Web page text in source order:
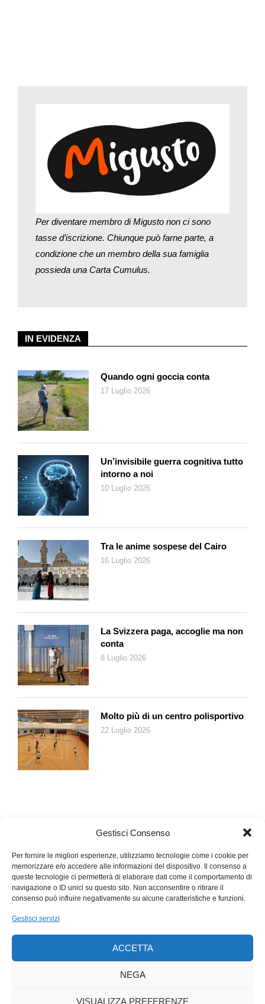
Gestisci Consenso
Per fornire le migliori esperienze, utilizziamo tecnologie come i cookie per
memorizzare e/o accedere alle informazioni del dispositivo. Il consenso a
queste tecnologie ci permetterà di elaborare dati come il comportamento di
navigazione o ID unici su questo sito. Non acconsentire o ritirare il
consenso può influire negativamente su alcune caratteristiche e funzioni.
Gestisci servizi
ACCETTA
NEGA
VISUALIZZA PREFERENZE
IN EVIDENZA
Quando ogni goccia conta
17 Luglio 2026
Un’invisibile guerra cognitiva tutto
intorno a noi
10 Luglio 2026
Tra le anime sospese del Cairo
16 Luglio 2026
La Svizzera paga, accoglie ma non
conta
8 Luglio 2026
Molto più di un centro polisportivo
22 Luglio 2026
Per diventare membro di Migusto non ci sono
tasse d’iscrizione. Chiunque può farne parte, a
condizione che un membro della sua famiglia
possieda una Carta Cumulus.